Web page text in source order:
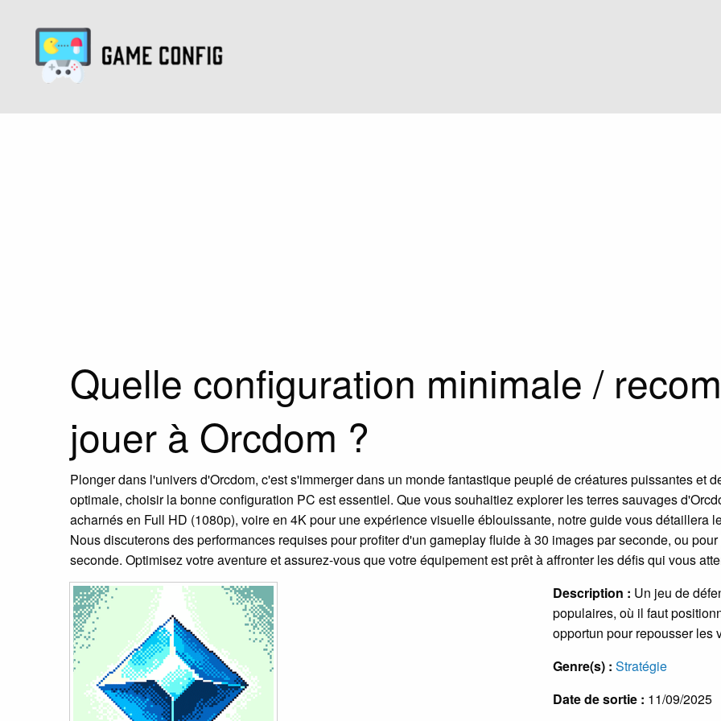
Quelle configuration minimale /
jouer à Orcdom ?
Plonger dans l'univers d'Orcdom, c'est s'immerger dans un monde fantastique peuplé de créatures puissantes et
optimale, choisir la bonne configuration PC est essentiel. Que vous souhaitiez explorer les terres sauvages
acharnés en Full HD (1080p), voire en 4K pour une expérience visuelle éblouissante, notre guide vous détaillera
Nous discuterons des performances requises pour profiter d'un gameplay fluide à 30 images par seconde, ou
seconde. Optimisez votre aventure et assurez-vous que votre équipement est prêt à affronter les défis qui vous
Description : Un jeu de
populaires, où il faut
opportun pour repousser les
Genre(s) : Stratégie
Date de sortie : 11/09/2025